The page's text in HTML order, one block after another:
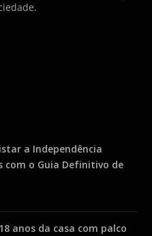
a Independência
com o Guia Definitivo de
anos da casa com palco